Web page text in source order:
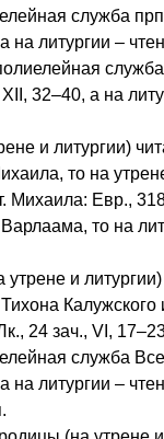
служба
литургии –
32–40, а на
и литургии)
то на
Михаила: Евр.,
то на
и
Калужского
24 зач., VI,
служба
на литургии –